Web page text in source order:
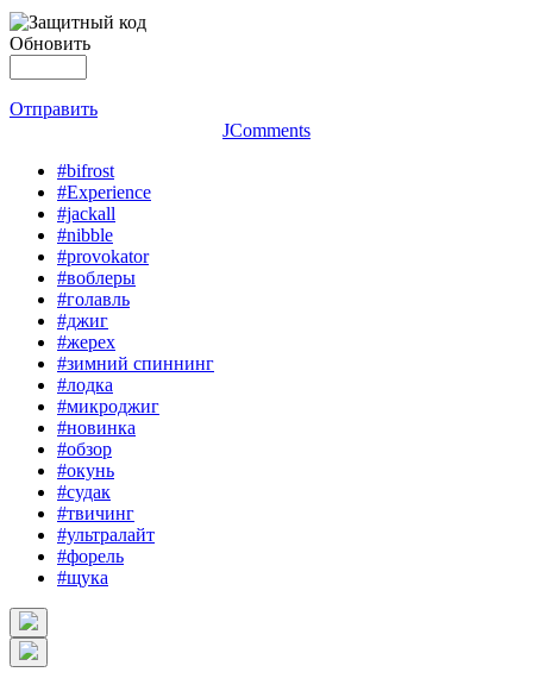
Обновить
Отправить
JComments
#bifrost
#Experience
#jackall
#nibble
#provokator
#воблеры
#голавль
#джиг
#жерех
#зимний спиннинг
#лодка
#микроджиг
#новинка
#обзор
#окунь
#судак
#твичинг
#ультралайт
#форель
#щука